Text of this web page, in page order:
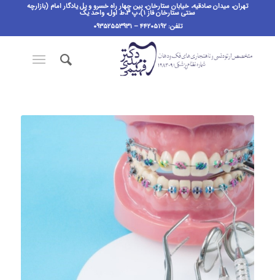
تهران، میدان صادقیه، خیابان ستارخان، بین چهار راه خسرو و پل یادگار امام (بازارچه
سنتی ستارخان فاز ۱)،پ ٣،ط اول، واحد یک
تلفن: ۴۴۲۰۵۱۹۲ – ۰۹۳۵۲۵۵۳۹۳۱